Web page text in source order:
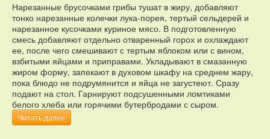
Нарезанные брусочками грибы тушат в жиру, добавляют
тонко нарезанные колечки лука-порея, тертый сельдерей и
нарезанное кусочками куриное мясо. В подготовленную
смесь добавляют отдельно отваренный горох и охлаждают
ее, после чего смешивают с тертым яблоком или с вином,
взбитыми яйцами и приправами. Укладывают в смазанную
жиром форму, запекают в духовом шкафу на среднем жару,
пока блюдо не подрумянится и яйца не загустеют. Сразу
подают на стол. Гарнируют подсушенными ломтиками
белого хлеба или горячими бутербродами с сыром.
Читать далее